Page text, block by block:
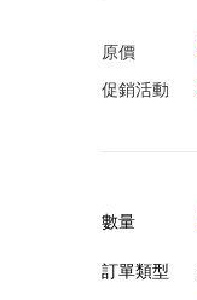
原價
促銷活動
數量
訂單類型